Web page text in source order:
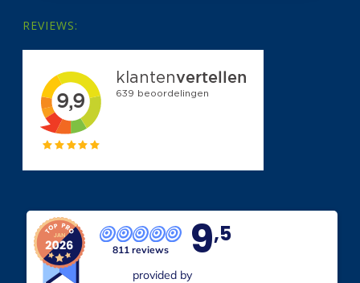
REVIEWS:
811 reviews 9,5
provided by